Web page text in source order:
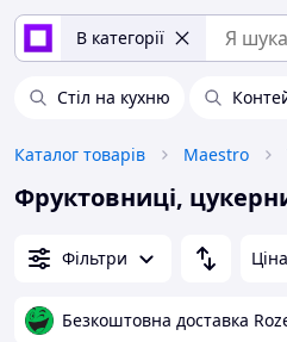
В категорії
Стіл на кухню
Каталог товарів Maestro
Фруктовниці,
Фільтри Ціна
Безкоштовна доставка